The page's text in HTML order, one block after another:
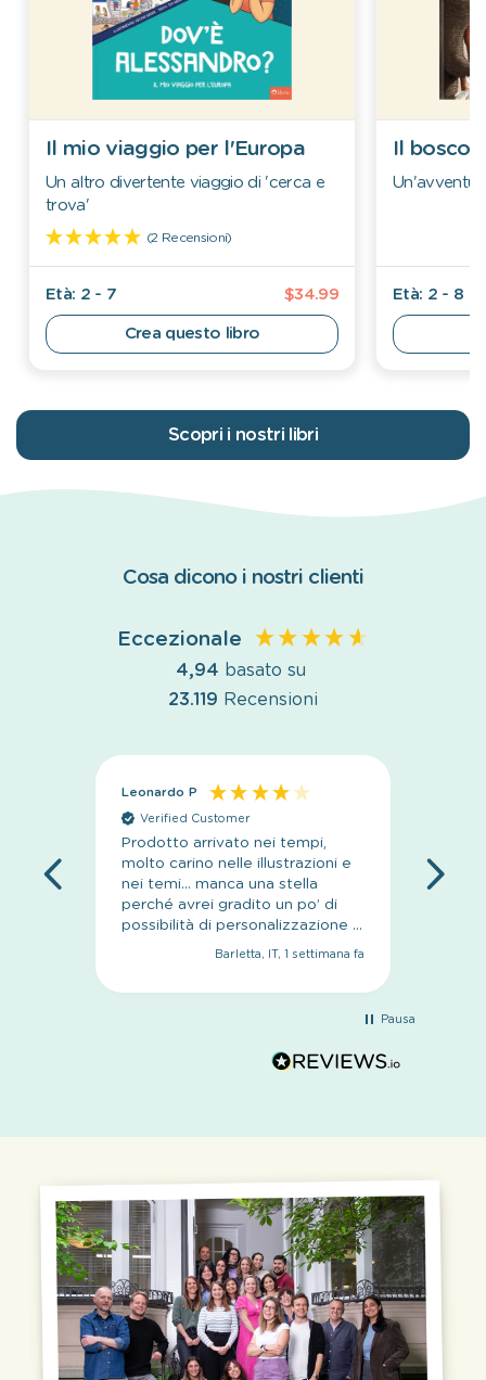
Il mio viaggio per l'Europa
Un altro divertente viaggio di 'cerca e
trova'
(2 Recensioni)
$34.99
Età: 2 - 7
Crea questo libro
Il bosco
Età: 2 - 8
Scopri i nostri libri
Cosa dicono i nostri clienti
Eccezionale
4,94 basato su
23.119 Recensioni
Leonardo P
Verified Customer
Prodotto arrivato nei tempi,
molto carino nelle illustrazioni e
nei temi… manca una stella
perché avrei gradito un po’ di
possibilità di personalizzazione in
Barletta, IT, 1 settimana fa
Pausa